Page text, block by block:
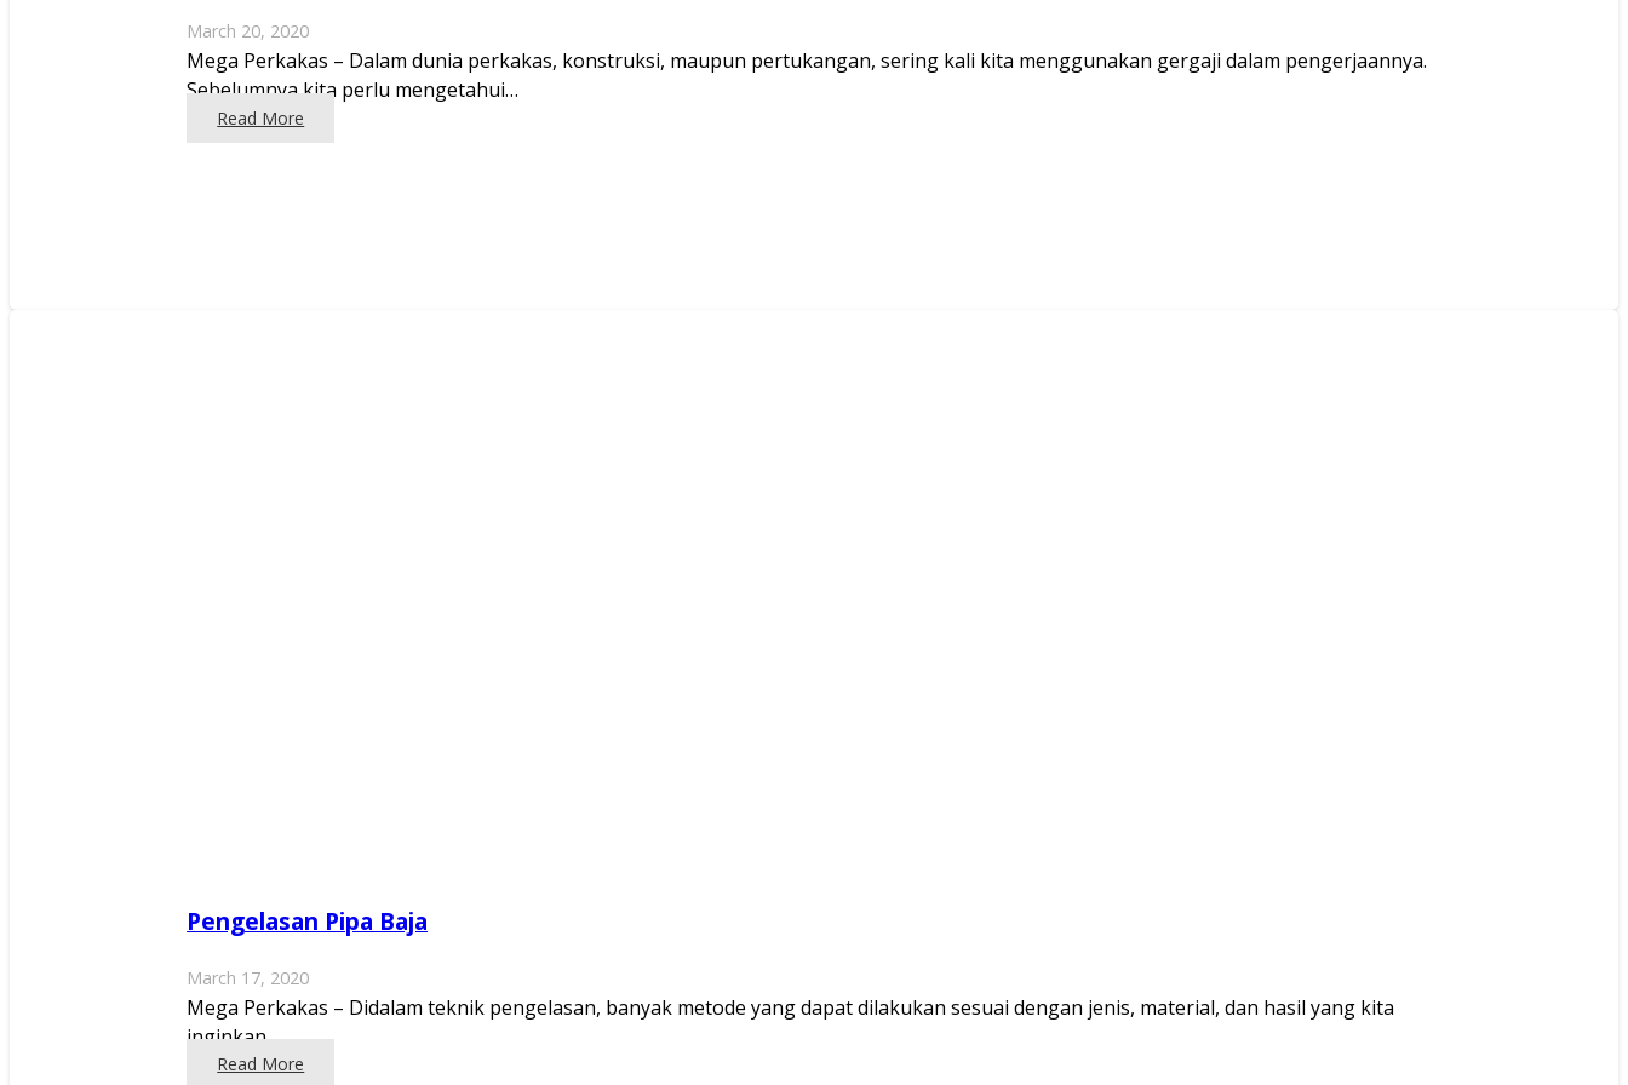
March 20, 2020
Mega Perkakas – Dalam dunia perkakas, konstruksi, maupun pertukangan, sering kali kita menggunakan gergaji dalam pengerjaannya.
Sebelumnya kita perlu mengetahui…
Read More
Pengelasan Pipa Baja
March 17, 2020
Mega Perkakas – Didalam teknik pengelasan, banyak metode yang dapat dilakukan sesuai dengan jenis, material, dan hasil yang kita
inginkan.…
Read More